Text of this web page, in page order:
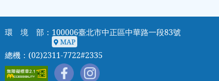
環 境 部：100006臺北市中正區中華路一段83號
MAP
MAP
總機：(02)2311-7722#2335